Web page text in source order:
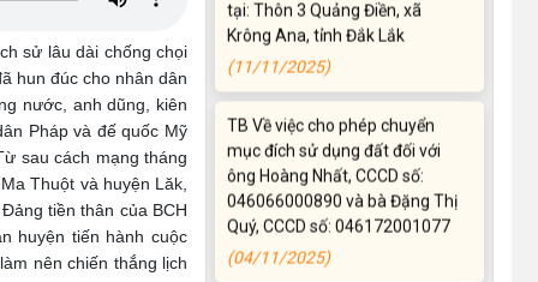
sử lâu dài chống chọi
hun đúc cho nhân dân
nước, anh dũng, kiên
Pháp và đế quốc Mỹ
sau cách mạng tháng
Thuột và huyện Lăk,
tiền thân của BCH
huyện tiến hành cuộc
nên chiến thắng lịch
(11/11/2025)
TB Về việc cho phép chuyển
mục đích sử dụng đất đối với
ông Hoàng Nhất, CCCD số:
046066000890 và bà Đặng Thị
Quý, CCCD số: 046172001077
(04/11/2025)
QĐ về công khai Dự toán ngân